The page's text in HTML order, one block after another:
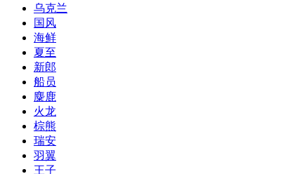
乌克兰
国风
海鲜
夏至
新郎
船员
麋鹿
火龙
棕熊
瑞安
羽翼
王子